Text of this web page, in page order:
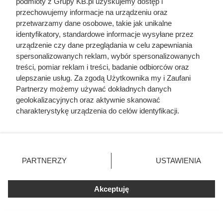
Postawił ogrodzenie przy granicy działki. Sąsiad
skutecznie zablokował dalsze prace
Zniszczyła wynajmowane mieszkanie i jeszcze
chciała pieniędzy. Skończyło się u komornika
Wywierciła studnię przed budową domu. Kilka
metrów kosztowało ją 30 tys. zł
przechowujemy informacje na urządzeniu oraz
przetwarzamy dane osobowe, takie jak unikalne
identyfikatory, standardowe informacje wysyłane przez
urządzenie czy dane przeglądania w celu zapewniania
spersonalizowanych reklam, wybór spersonalizowanych
treści, pomiar reklam i treści, badanie odbiorców oraz
ulepszanie usług. Za zgodą Użytkownika my i Zaufani
Partnerzy możemy używać dokładnych danych
geolokalizacyjnych oraz aktywnie skanować
charakterystykę urządzenia do celów identyfikacji.
zmienić/wycofać klikając przycisk ustawień prywatności
znajdujący się w lewym dolnym rogu strony. Niektóre
użytkownika, ale masz prawo sprzeciwić się takiemu
przetwarzaniu. Preferencje będą miały zastosowania tylko
PARTNERZY USTAWIENIA
Akceptuję